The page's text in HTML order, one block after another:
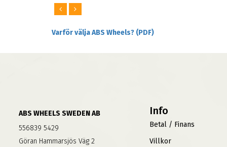
Varför välja ABS Wheels? (PDF)
ABS WHEELS SWEDEN AB
556839 5429
Göran Hammarsjös Väg 2
Info
Betal / Finans
Villkor